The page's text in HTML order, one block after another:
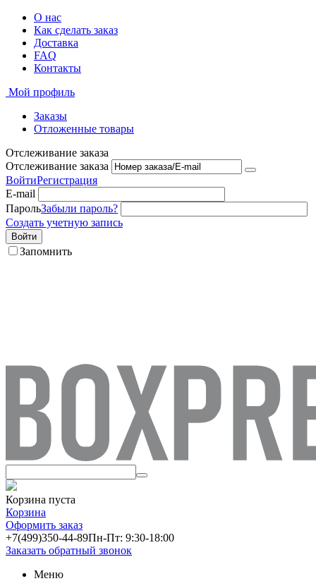
О нас
Как сделать заказ
Доставка
FAQ
Контакты
Мой профиль
Заказы
Отложенные товары
Отслеживание заказа
Отслеживание заказа
ВойтиРегистрация
E-mail
ПарольЗабыли пароль?
Создать учетную запись
Войти
Запомнить
Корзина пуста
Корзина
Оформить заказ
+7(499)350-44-89Пн-Пт: 9:30-18:00
Заказать обратный звонок
Меню